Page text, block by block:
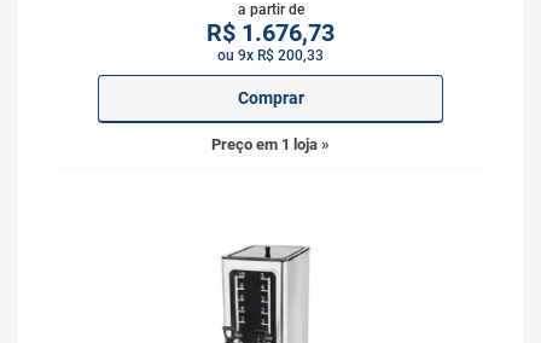
a partir de
R$ 1.676,73
ou 9x R$ 200,33
Comprar
Preço em 1 loja »